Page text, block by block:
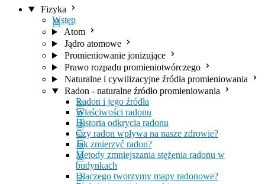
Fizyka
Wstęp
Atom
Jądro atomowe
Promieniowanie jonizujące
Prawo rozpadu promieniotwórczego
Naturalne i cywilizacyjne źródła promieniowania
Radon - naturalne źródło promieniowania
Radon i jego źródła
Właściwości radonu
Historia odkrycia radonu
Czy radon wpływa na nasze zdrowie?
Jak zmierzyć radon?
Metody zmniejszania stężenia radonu w
budynkach
Dlaczego tworzymy mapy radonowe?